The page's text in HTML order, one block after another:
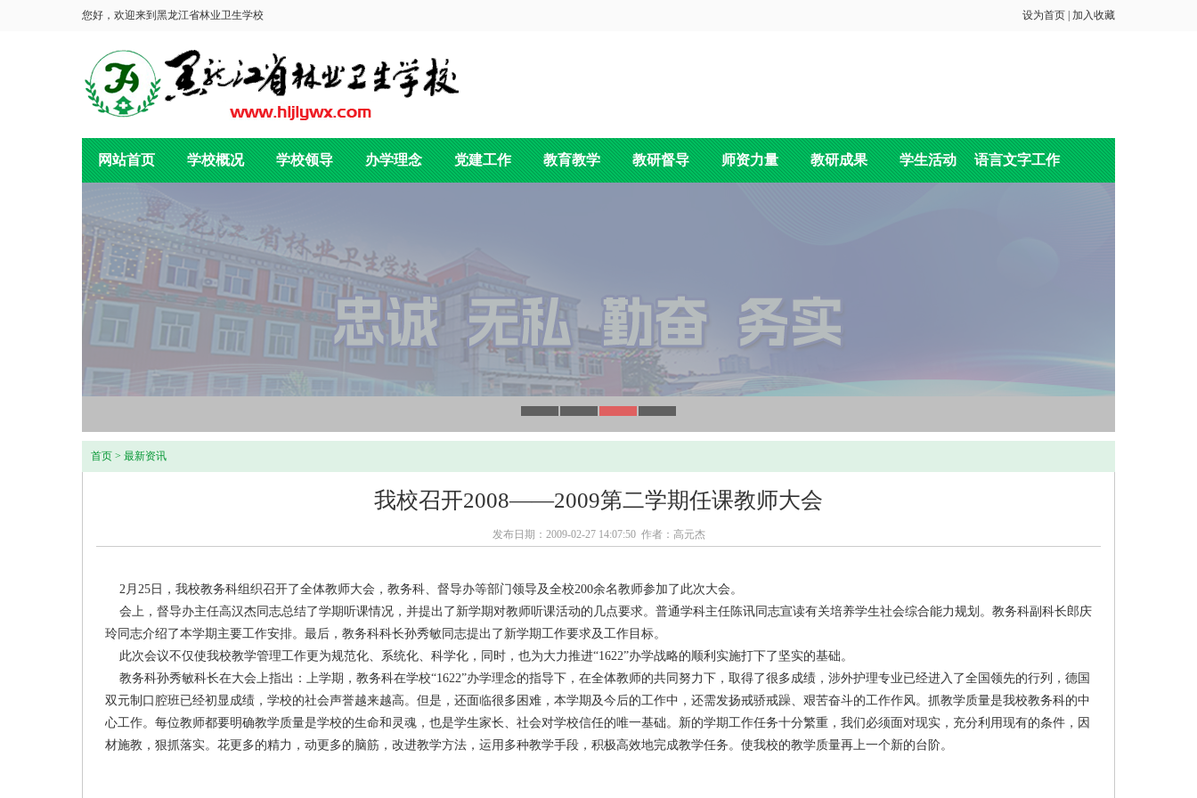
您好，欢迎来到黑龙江省林业卫生学校 设为首页 加入收藏
网站首页 学校概况 学校领导 办学理念 党建工作 教育教学 教研督导 师资力量 教研成果 学生活动 语言文字工作
首页 > 最新资讯
我校召开2008——2009第二学期任课教师大会
发布日期：2009-02-27 14:07:50 作者：高元杰
2月25日，我校教务科组织召开了全体教师大会，教务科、督导办等部门领导及全校200余名教师参加了此次大会。
会上，督导办主任高汉杰同志总结了学期听课情况，并提出了新学期对教师听课活动的几点要求。普通学科主任陈讯同志宣读有关培养学生社会综合能力规划。教务科副科长郎庆
玲同志介绍了本学期主要工作安排。最后，教务科科长孙秀敏同志提出了新学期工作要求及工作目标。
此次会议不仅使我校教学管理工作更为规范化、系统化、科学化，同时，也为大力推进“1622”办学战略的顺利实施打下了坚实的基础。
教务科孙秀敏科长在大会上指出：上学期，教务科在学校“1622”办学理念的指导下，在全体教师的共同努力下，取得了很多成绩，涉外护理专业已经进入了全国领先的行列，德国
双元制口腔班已经初显成绩，学校的社会声誉越来越高。但是，还面临很多困难，本学期及今后的工作中，还需发扬戒骄戒躁、艰苦奋斗的工作作风。抓教学质量是我校教务科的中
心工作。每位教师都要明确教学质量是学校的生命和灵魂，也是学生家长、社会对学校信任的唯一基础。新的学期工作任务十分繁重，我们必须面对现实，充分利用现有的条件，因
材施教，狠抓落实。花更多的精力，动更多的脑筋，改进教学方法，运用多种教学手段，积极高效地完成教学任务。使我校的教学质量再上一个新的台阶。